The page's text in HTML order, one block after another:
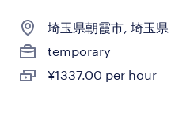
埼玉県朝霞市, 埼玉県
temporary
¥1337.00 per hour